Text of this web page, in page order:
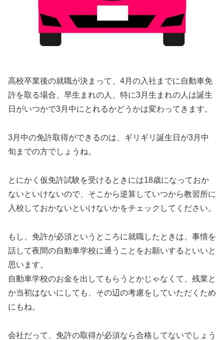
高校卒業後の就職が決まって、4月の入社までに自動車免
許を取る場合、早生まれの人、特に3月生まれの人は誕生
日がいつかで3月中にとれるかどうかは変わってきます。
3月中の免許取得ができるのは、ギリギリ誕生日が3月中
旬までの方でしょうね。
とにかく仮免許試験を受けるときには18歳になっておか
ないといけないので、そこから逆算していつから教習所に
入校しておかないといけないかをチェックしてください。
もし、免許が必須というところに就職したときは、事情を
話して夜間の自動車学校に通うことをお願いするといいと
思います。
自動車学校のお金を出してもらうとかじゃなくて、残業と
か当初はないにしても、その辺の考慮をしていただくため
にもね。
会社だって、免許の取得が必須なら合格してないでしょう